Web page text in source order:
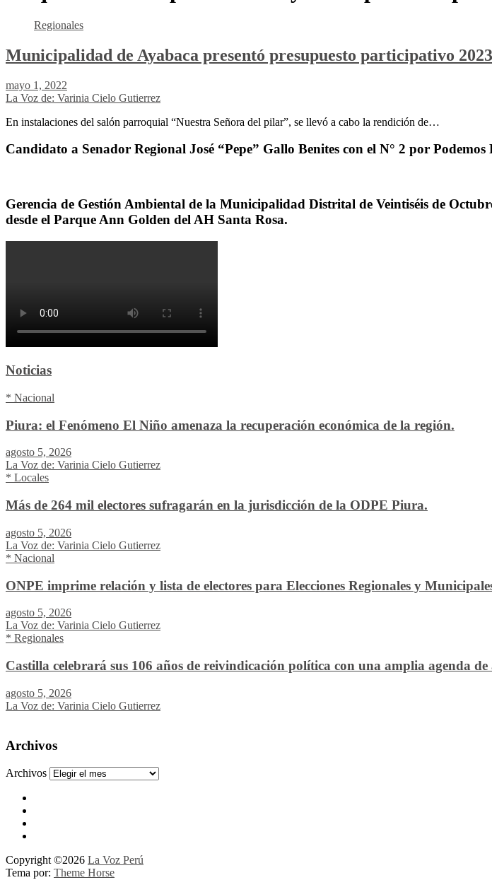
Regionales
Municipalidad de Ayabaca presentó presupuesto participativo
mayo 1, 2022
La Voz de: Varinia Cielo Gutierrez
En instalaciones del salón parroquial “Nuestra Señora del pilar”, se llevó a cabo la rendición de…
Candidato a Senador Regional José “Pepe” Gallo Benites con el N° 2 por Podemos
Gerencia de Gestión Ambiental de la Municipalidad Distrital de Veintiséis de
desde el Parque Ann Golden del AH Santa Rosa.
Noticias
* Nacional
Piura: el Fenómeno El Niño amenaza la recuperación económica de la región.
agosto 5, 2026
La Voz de: Varinia Cielo Gutierrez
* Locales
Más de 264 mil electores sufragarán en la jurisdicción de la ODPE Piura.
agosto 5, 2026
La Voz de: Varinia Cielo Gutierrez
* Nacional
ONPE imprime relación y lista de electores para Elecciones Regionales y
agosto 5, 2026
La Voz de: Varinia Cielo Gutierrez
* Regionales
Castilla celebrará sus 106 años de reivindicación política con una amplia agenda de
agosto 5, 2026
La Voz de: Varinia Cielo Gutierrez
Archivos
Archivos
Copyright ©2026 La Voz Perú
Tema por: Theme Horse